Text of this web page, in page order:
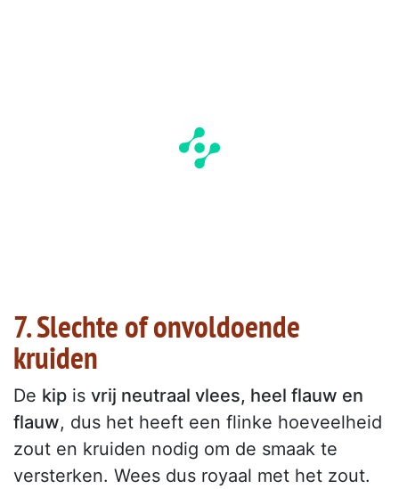
7. Slechte of onvoldoende
kruiden
De kip is vrij neutraal vlees, heel flauw en
flauw, dus het heeft een flinke hoeveelheid
zout en kruiden nodig om de smaak te
versterken. Wees dus royaal met het zout.